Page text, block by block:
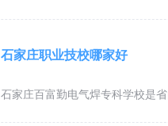
石家庄职业技校哪家好
石家庄百富勤电气焊专科学校是